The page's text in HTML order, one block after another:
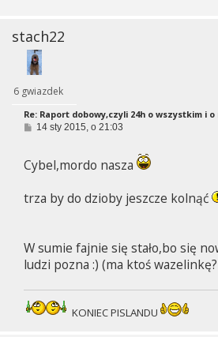
stach22
6 gwiazdek
Re: Raport dobowy,czyli 24h o wszystkim i o
P14 sty 2015, o 21:03
Cybel,mordo nasza
trza by do dzioby jeszcze kolnąć
W sumie fajnie się stało,bo się
ludzi pozna :) (ma ktoś wazelinkę?
KONIEC PISLANDU